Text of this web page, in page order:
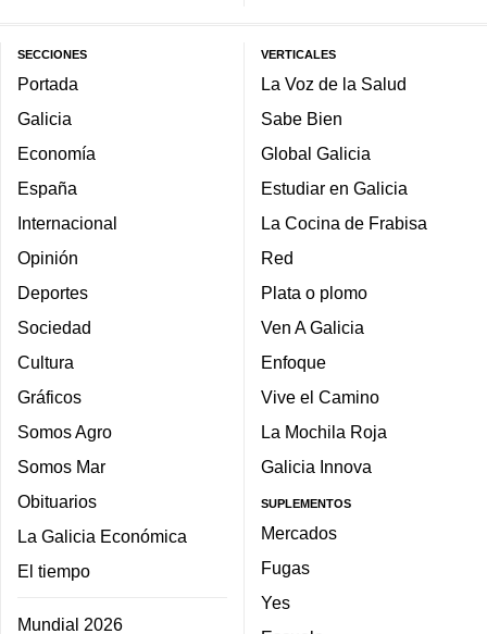
SECCIONES
Portada
Galicia
Economía
España
Internacional
Opinión
Deportes
Sociedad
Cultura
Gráficos
Somos Agro
Somos Mar
Obituarios
La Galicia Económica
El tiempo
Mundial 2026
VERTICALES
La Voz de la Salud
Sabe Bien
Global Galicia
Estudiar en Galicia
La Cocina de Frabisa
Red
Plata o plomo
Ven A Galicia
Enfoque
Vive el Camino
La Mochila Roja
Galicia Innova
SUPLEMENTOS
Mercados
Fugas
Yes